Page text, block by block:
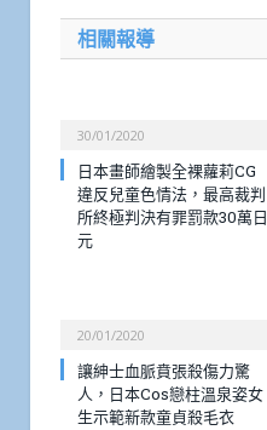
相關報導
30/01/2020
日本畫師繪製全裸蘿莉CG
違反兒童色情法，最高裁判
所終極判決有罪罰款30萬日
元
20/01/2020
讓紳士血脈賁張殺傷力驚
人，日本Cos戀柱溫泉姿女
生示範新款童貞殺毛衣